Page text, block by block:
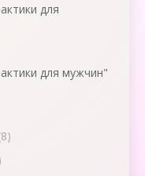
для
для мужчин"